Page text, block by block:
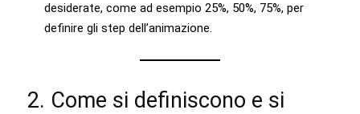
desiderate, come ad esempio 25%, 50%, 75%, per
definire gli step dell’animazione.
2. Come si definiscono e si